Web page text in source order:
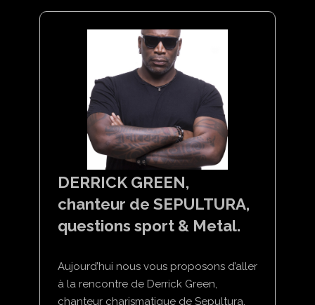
DERRICK GREEN,
chanteur de SEPULTURA,
questions sport & Metal.
Aujourd’hui nous vous proposons d’aller
à la rencontre de Derrick Green,
chanteur charismatique de Sepultura.